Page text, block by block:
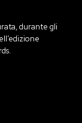
durante gli